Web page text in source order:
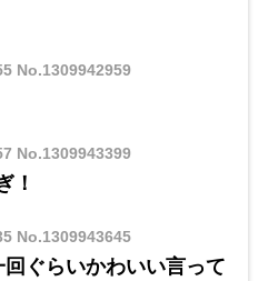
No.1309942959
No.1309943399
！
No.1309943645
ぐらいかわいい言って